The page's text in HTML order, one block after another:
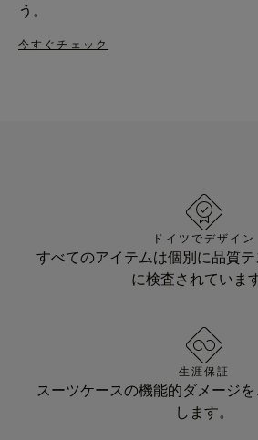
う。
今すぐチェック
ドイツでデザイン
すべてのアイテムは個別に品質
に検査されています
生涯保証
スーツケースの機能的ダメージ
します。